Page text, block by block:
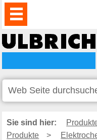
PRODUKTE
AKTUELLES
DOWNLOAD
VIDEO
PARTNER
UNTERNEHMEN
KONTAKTE
Sie sind hier:
Produkte
>